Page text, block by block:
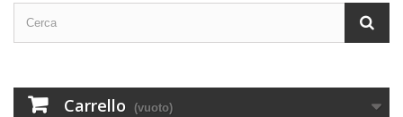
Carrello (vuoto)